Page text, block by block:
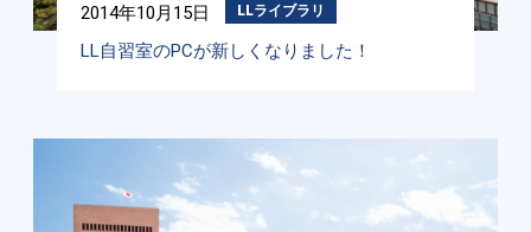
2014年10月15日 LLライブラリ
LL自習室のPCが新しくなりました！